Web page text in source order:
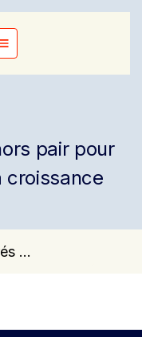
pair pour
croissance